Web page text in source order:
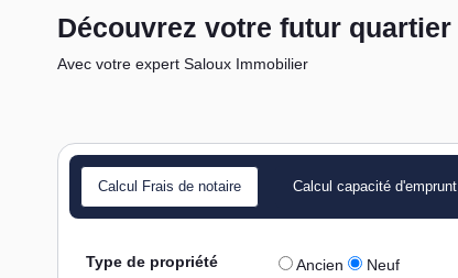
Découvrez votre futur quartier
Avec votre expert Saloux Immobilier
Calcul Frais de notaire Calcul capacité d'emprunt